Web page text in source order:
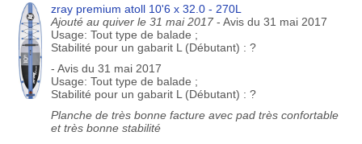
zray premium atoll 10'6 x 32.0 - 270L
Ajouté au quiver le 31 mai 2017 - Avis du 31 mai 2017
Usage: Tout type de balade ;
Stabilité pour un gabarit L (Débutant) : ?
- Avis du 31 mai 2017
Usage: Tout type de balade ;
Stabilité pour un gabarit L (Débutant) : ?
Planche de très bonne facture avec pad très confortable
et très bonne stabilité